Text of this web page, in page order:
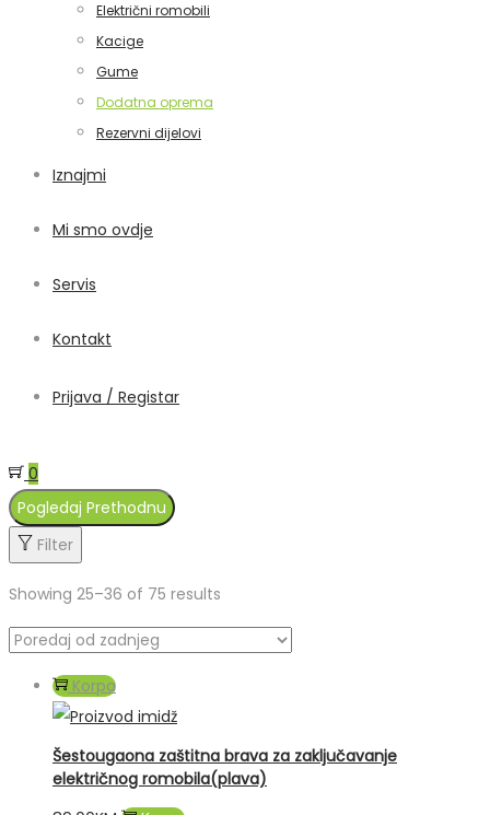
Električni romobili
Kacige
Gume
Dodatna oprema
Rezervni dijelovi
Iznajmi
Mi smo ovdje
Servis
Kontakt
Prijava / Registar
0
Pogledaj Prethodnu
Filter
Showing 25–36 of 75 results
Korpa
Šestougaona zaštitna brava za zaključavanje
električnog romobila(plava)